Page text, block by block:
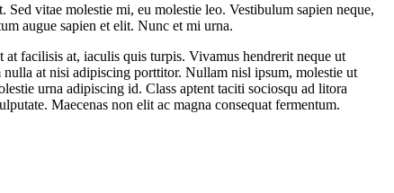
vitae molestie mi, eu molestie leo. Vestibulum sapien neque,
augue sapien et elit. Nunc et mi urna.
at facilisis at, iaculis quis turpis. Vivamus hendrerit neque ut
at nisi adipiscing porttitor. Nullam nisl ipsum, molestie ut
urna adipiscing id. Class aptent taciti sociosqu ad litora
Maecenas non elit ac magna consequat fermentum.